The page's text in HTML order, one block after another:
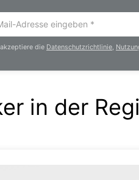
die Datenschutzrichtlinie,
in der